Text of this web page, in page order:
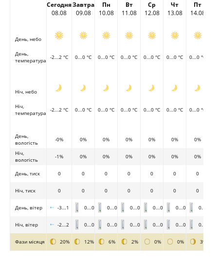
Сегодня
08.08
Завтра
09.08
Пн
10.08
Вт
11.08
Ср
12.08
Чт
13.08
Пт
14.08
День, небо
День,
температура
-2...2 °C 0...0 °C 0...0 °C 0...0 °C 0...0 °C 0...0 °C 0...0 °C
Ніч, небо
Ніч,
температура
-2...2 °C 0...0 °C 0...0 °C 0...0 °C 0...0 °C 0...0 °C 0...0 °C
День,
вологість
-0% 0% 0% 0% 0% 0%
0%
Ніч,
вологість
-1% 0% 0% 0% 0% 0% 0%
День, тиск 0 0 0 0 0 0 0
Ніч, тиск 0 0 0 0 0 0 0
День, вітер -3...1 0...0 0...0 0...0 0...0 0...0 0...0
Ніч, вітер -2...2 0...0 0...0 0...0 0...0 0...0 0...0
Фази місяця 20% 12% 6% 2% 0% 0% 3%